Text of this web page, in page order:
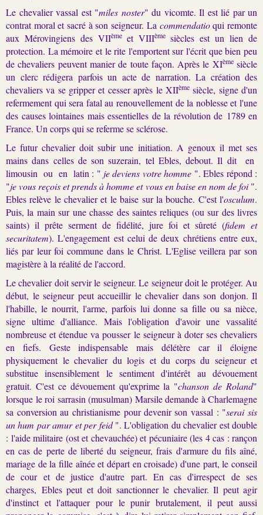
Le chevalier vassal est "miles noster" du vicomte. Il est lié par un
contrat moral et sacré à son seigneur. La commendatioqui remonte
aux Mérovingiens des VIIème et VIIIèmesiècles est un lien de
protection. La mémoire et le rite l'emportent sur l'écrit que bien peu
de chevaliers peuvent manier de toute façon. Après le XIèmesiècle
un clerc rédigera parfois un acte de narration. La création des
chevaliers va se gripper et cesser après le XIIèmesiècle, signe d'un
refermement qui sera fatal au renouvellement de la noblesse et l'une
des causes lointaines mais essentielles de la révolution de 1789 en
France. Un corps qui se referme se sclérose.
Le futur chevalier doit subir une initiation. A genoux il met ses
mains dans celles de son suzerain, tel Ebles, debout. Il dit en
limousin ou en latin : " je deviens votre homme ". Ebles répond :
"je vous reçois et prends à homme et vous en baise en nom de foi".
Ebles relève le chevalier et le baise sur la bouche. C'est l'osculum.
Puis, la main sur une chasse des saintes reliques (ou sur des livres
saints) il prête serment de fidélité, jure foi et sûreté (fidem et
securitatem). L'engagement est celui de deux chrétiens entre eux,
liés par leur foi commune dans le Christ. L'Eglise veillera par son
magistère à la réalité de l'accord.
Le chevalier doit servir le seigneur. Le seigneur doit le protéger. Au
début, le seigneur peut accueillir le chevalier dans son donjon. Il
l'habille, le nourrit, l'arme, parfois lui donne sa fille ou sa nièce,
signe ultime d'alliance. Mais l'obligation d'avoir une vassalité
nombreuse et étendue va pousser le seigneur à doter ses chevaliers
en fiefs. Geste indispensable mais délétère car il éloigne
physiquement le chevalier du logis et du corps du seigneur et
substitue insensiblement le sentiment d'intérêt au dévouement
gratuit. C'est ce dévouement qu'exprime la "chanson de Roland"
lorsque le roi sarrasin (musulman) Marsile demande à Charlemagne
sa conversion au christianisme pour devenir son vassal : "serai sis
un hum par amur et per feid". L'obligation du chevalier est double
: l'aide militaire (ost et chevauchée) et pécuniaire (les 4 cas : rançon
en cas de perte de liberté du seigneur, frais d'armure du fils aîné,
mariage de la fille aînée et départ en croisade) d'une part, le conseil
de cour et de justice d'autre part. En cas d'irrespect de ses
charges, Ebles peut et doit sanctionner le chevalier. Il peut agir
d'instinct et l'attaquer pour le punir brutalement, il peut aussi